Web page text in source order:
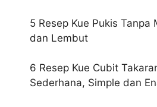
5 Resep Kue Pukis Tanpa
dan Lembut
6 Resep Kue Cubit
Sederhana, Simple dan